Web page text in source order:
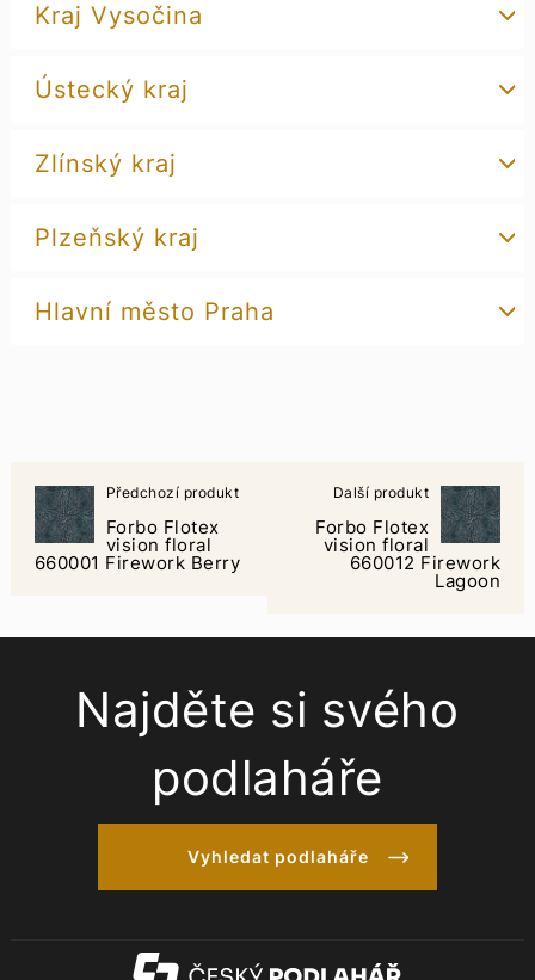
Kraj Vysočina
Ústecký kraj
Zlínský kraj
Plzeňský kraj
Hlavní město Praha
Předchozí produkt
Forbo Flotex
vision floral
660001 Firework Berry
Další produkt
Forbo Flotex
vision floral
660012 Firework
Lagoon
Najděte si svého
podlaháře
Vyhledat podlaháře